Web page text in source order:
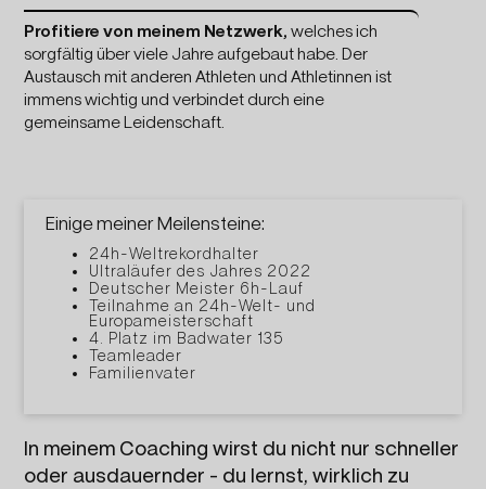
Profitiere von meinem Netzwerk,welches ich
sorgfältig über viele Jahre aufgebaut habe. Der
Austausch mit anderen Athleten und Athletinnen ist
immens wichtig und verbindet durch eine
gemeinsame Leidenschaft.
Einige meiner Meilensteine:
24h-Weltrekordhalter
Ultraläufer des Jahres 2022
Deutscher Meister 6h-Lauf
Teilnahme an 24h-Welt- und
Europameisterschaft
4. Platz im Badwater 135
Teamleader
Familienvater
In meinem Coaching wirst du nicht nur schneller
oder ausdauernder - du lernst, wirklich zu